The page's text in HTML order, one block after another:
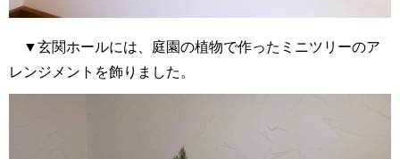
▼玄関ホールには、庭園の植物で作ったミニツリーのア
レンジメントを飾りました。